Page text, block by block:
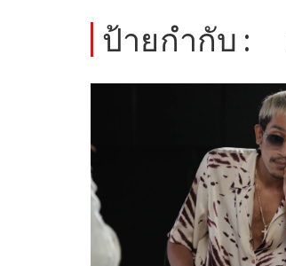
ป้ายกำกับ :